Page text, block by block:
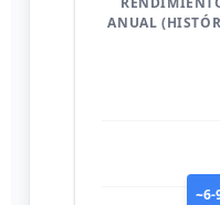
ANUAL
~6-